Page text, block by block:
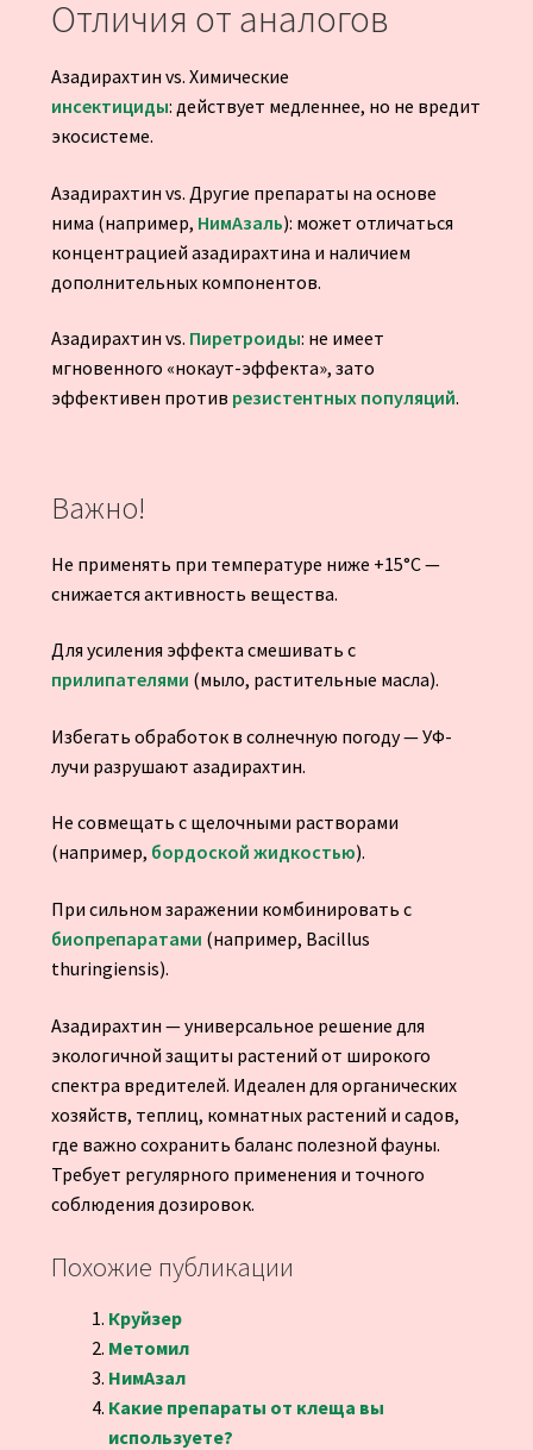
Отличия от аналогов
Азадирахтин vs. Химические
инсектициды: действует медленнее, но не вредит
экосистеме.
Азадирахтин vs. Другие препараты на основе
нима (например, НимАзаль): может отличаться
концентрацией азадирахтина и наличием
дополнительных компонентов.
Азадирахтин vs. Пиретроиды: не имеет
мгновенного «нокаут-эффекта», зато
эффективен против резистентных популяций.
Важно!
Не применять при температуре ниже +15°C —
снижается активность вещества.
Для усиления эффекта смешивать с
прилипателями (мыло, растительные масла).
Избегать обработок в солнечную погоду — УФ-
лучи разрушают азадирахтин.
Не совмещать с щелочными растворами
(например, бордоской жидкостью).
При сильном заражении комбинировать с
биопрепаратами (например, Bacillus
thuringiensis).
Азадирахтин — универсальное решение для
экологичной защиты растений от широкого
спектра вредителей. Идеален для органических
хозяйств, теплиц, комнатных растений и садов,
где важно сохранить баланс полезной фауны.
Требует регулярного применения и точного
соблюдения дозировок.
Похожие публикации
Круйзер
Метомил
НимАзал
Какие препараты от клеща вы
используете?